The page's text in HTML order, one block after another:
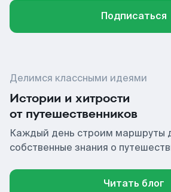
Подписаться
Делимся классными идеями
Истории и хитрости
от путешественников
Каждый день строим маршруты
собственные знания о
Читать блог